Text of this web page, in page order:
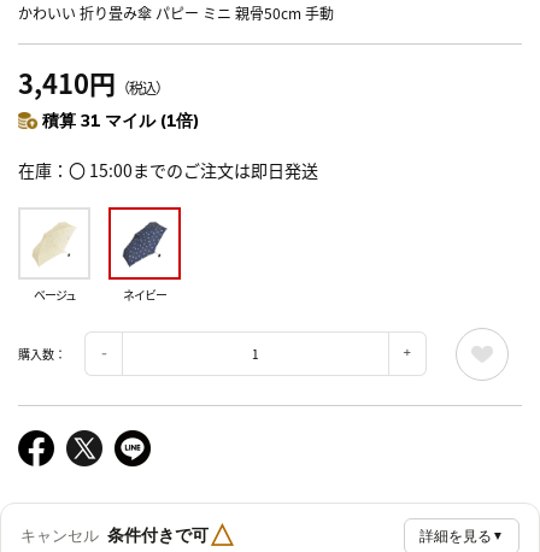
かわいい 折り畳み傘 パピー ミニ 親骨50cm 手動
3,410円 （税込）
積算 31 マイル (1倍)
在庫 〇 15:00までのご注文は即日発送
ベージュ ネイビー
購入数：
キャンセル 条件付きで可△ 詳細を見る ▼